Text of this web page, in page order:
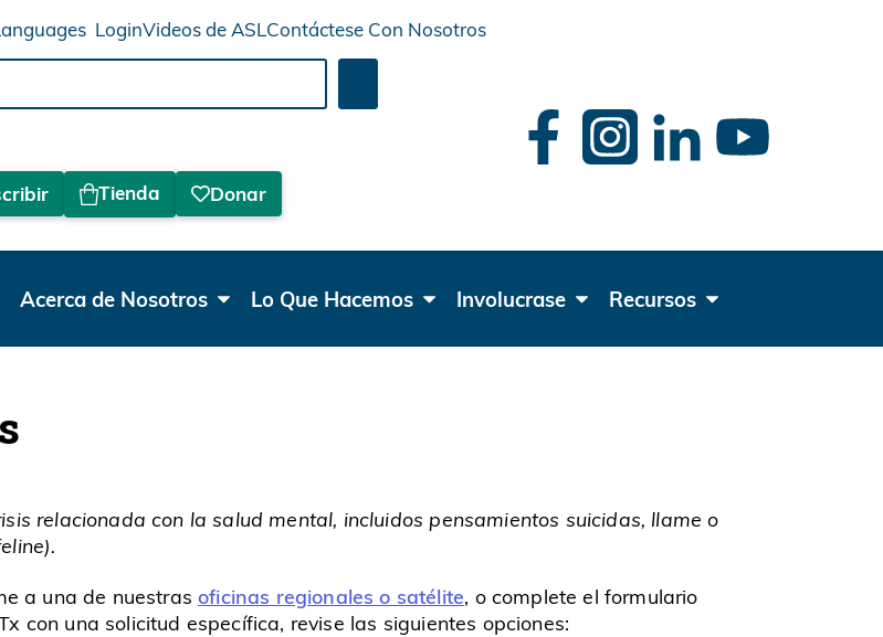
LoginVideos de ASLContáctese Con Nosotros
Tienda Donar
Acerca de Nosotros Lo Que Hacemos Involucrase Recursos
relacionada con la salud mental, incluidos pensamientos suicidas, llame o
a una de nuestrasoficinas regionales o satélite, o complete el formulario
con una solicitud específica, revise las siguientes opciones: